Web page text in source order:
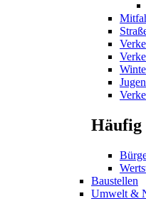
Häufig
Baustellen
Umwelt &